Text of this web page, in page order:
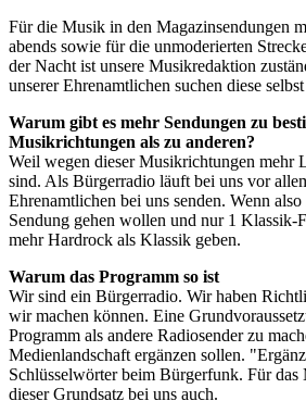
Für die Musik in den Magazinsendungen
abends sowie für die unmoderierten
der Nacht ist unsere Musikredaktion
unserer Ehrenamtlichen suchen diese
Warum gibt es mehr Sendungen zu
Musikrichtungen als zu anderen?
Weil wegen dieser Musikrichtungen mehr
sind. Als Bürgerradio läuft bei uns vor
Ehrenamtlichen bei uns senden. Wenn
Sendung gehen wollen und nur 1 Klassik-
mehr Hardrock als Klassik geben.
Warum das Programm so ist
Wir sind ein Bürgerradio. Wir haben
wir machen können. Eine
Programm als andere Radiosender zu
Medienlandschaft ergänzen sollen.
Schlüsselwörter beim Bürgerfunk. Für
dieser Grundsatz bei uns auch.